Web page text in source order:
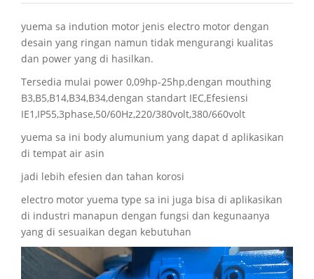
yuema sa indution motor jenis electro motor dengan
desain yang ringan namun tidak mengurangi kualitas
dan power yang di hasilkan.
Tersedia mulai power 0,09hp-25hp,dengan mouthing
B3,B5,B14,B34,B34,dengan standart IEC,Efesiensi
IE1,IP55,3phase,50/60Hz,220/380volt,380/660volt
yuema sa ini body alumunium yang dapat d aplikasikan
di tempat air asin
jadi lebih efesien dan tahan korosi
electro motor yuema type sa ini juga bisa di aplikasikan
di industri manapun dengan fungsi dan kegunaanya
yang di sesuaikan degan kebutuhan